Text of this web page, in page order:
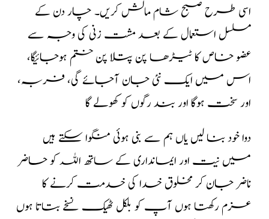
اسی طرح صبح شام مالش کریں۔ چار دن کے
مسلسل استعمال کے بعد مشت زنی کی وجہ سے
عضو خاص کا ٹیڑھا پن پتلا پن ختم ہوجائیگا،
اس میں ایک نئی جان آجائے گی، فربہ،
اور سخت ہوگا اور بند رگوں کو کھولے گا
دوا خود بنا لیں یاں ہم سے بنی ہوئی منگوا سکتے ہیں
میں نیت اور ایمانداری کے ساتھ اللہ کو حاضر
ناضر جان کر مخلوق خدا کی خدمت کرنے کا
عزم رکھتا ہوں آپ کو بلکل ٹھیک نسخے بتاتا ہوں